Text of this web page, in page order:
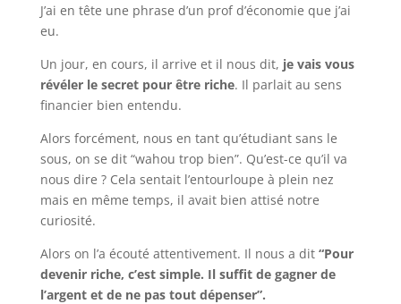
J’ai en tête une phrase d’un prof d’économie que j’ai
eu.
Un jour, en cours, il arrive et il nous dit, je vais vous
révéler le secret pour être riche. Il parlait au sens
financier bien entendu.
Alors forcément, nous en tant qu’étudiant sans le
sous, on se dit “wahou trop bien”. Qu’est-ce qu’il va
nous dire ? Cela sentait l’entourloupe à plein nez
mais en même temps, il avait bien attisé notre
curiosité.
Alors on l’a écouté attentivement. Il nous a dit “Pour
devenir riche, c’est simple. Il suffit de gagner de
l’argent et de ne pas tout dépenser”.